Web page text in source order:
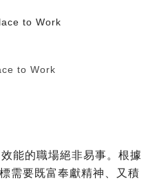
to Work
能的職場絕非易事。根據
需要既富奉獻精神、又積